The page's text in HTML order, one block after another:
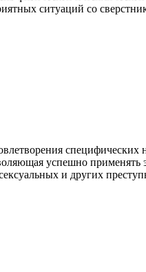
ситуаций со
успешно
и других